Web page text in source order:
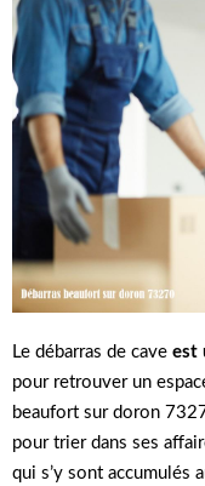
Le débarras de cave est
pour retrouver un
beaufort sur doron
pour trier dans ses
qui s’y sont accumulés